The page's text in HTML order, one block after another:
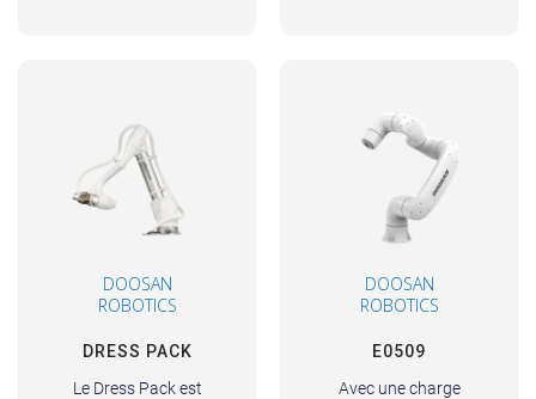
DOOSAN
ROBOTICS
DRESS PACK
Le Dress Pack est
DOOSAN
ROBOTICS
E0509
Avec une charge